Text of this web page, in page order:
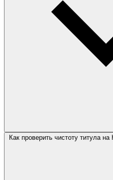
Как проверить чистоту титула на